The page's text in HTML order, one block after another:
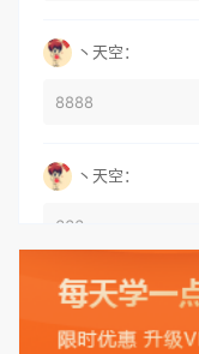
丶天空：
8888
丶天空：
666
丶天空：
555